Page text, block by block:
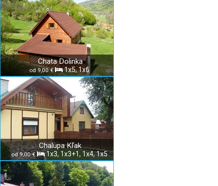
Chata Dolinka
od 9,00 € 1x5, 1x6
Chalupa Kľak
od 9,00 € 1x3, 1x3+1, 1x4, 1x5